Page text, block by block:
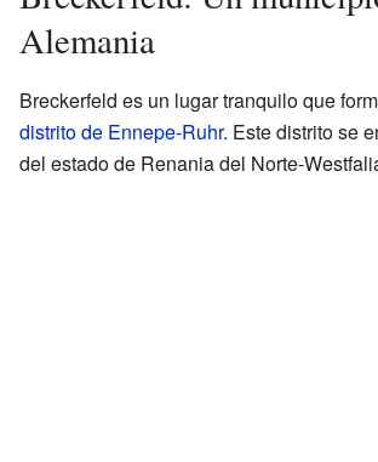
Alemania
Breckerfeld es un lugar tranquilo que
distrito de Ennepe-Ruhr. Este distrito se
del estado de Renania del Norte-